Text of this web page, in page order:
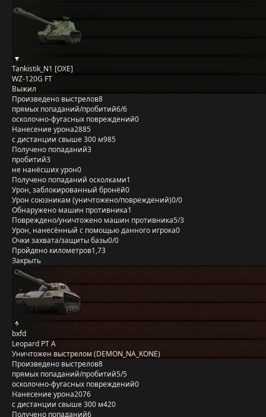
Tankistik_N1 [OXE]
WZ-120G FT
Выжил
Произведено выстрелов8
прямых попаданий/пробитий6/6
осколочно-фугасных повреждений0
Нанесение урона2885
с дистанции свыше 300 м985
Получено попаданий3
пробитий3
не нанёсших урон0
Получено попаданий осколками1
Урон, заблокированный бронёй0
Урон союзникам (уничтожено/повреждений)0/0
Обнаружено машин противника1
Повреждено/уничтожено машин противника5/3
Урон, нанесённый с помощью данного игрока0
Очки захвата/защиты базы0/0
Пройдено километров1,73
Закрыть
bxfd
Leopard PT A
Уничтожен выстрелом (DEMON_NA_KONE)
Произведено выстрелов8
прямых попаданий/пробитий5/5
осколочно-фугасных повреждений0
Нанесение урона2076
с дистанции свыше 300 м420
Получено попаданий6